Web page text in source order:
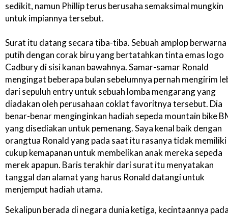
sedikit, namun Phillip terus berusaha semaksimal mungkin
untuk impiannya tersebut.
Surat itu datang secara tiba-tiba. Sebuah amplop berwarna
putih dengan corak biru yang bertatahkan tinta emas logo
Cadbury di sisi kanan bawahnya. Samar-samar Ronald
mengingat beberapa bulan sebelumnya pernah mengirim
dari sepuluh entry untuk sebuah lomba mengarang yang
diadakan oleh perusahaan coklat favoritnya tersebut. Dia
benar-benar menginginkan hadiah sepeda mountain bike
yang disediakan untuk pemenang. Saya kenal baik dengan
orangtua Ronald yang pada saat itu rasanya tidak memiliki
cukup kemapanan untuk membelikan anak mereka sepeda
merek apapun. Baris terakhir dari surat itu menyatakan
tanggal dan alamat yang harus Ronald datangi untuk
menjemput hadiah utama.
Sekalipun berada di negara dunia ketiga, kecintaannya